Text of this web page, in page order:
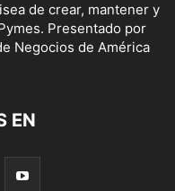
de crear, mantener y
Presentado por
Negocios de América
EN